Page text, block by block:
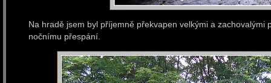
Na hradě jsem byl příjemně překvapen velkými a
nočnímu přespání.